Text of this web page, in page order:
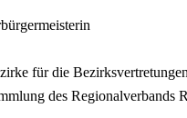
für die Bezirksvertretungen
des Regionalverbands